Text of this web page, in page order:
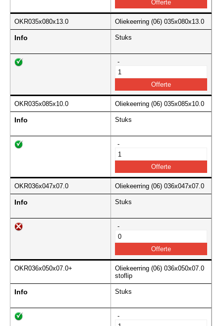
OKR035x080x13.0 Oliekeerring (06) 035x080x13.0
Info Stuks
-
OKR035x085x10.0 Oliekeerring (06) 035x085x10.0
Info Stuks
-
OKR036x047x07.0 Oliekeerring (06) 036x047x07.0
Info Stuks
-
OKR036x050x07.0+
Oliekeerring (06) 036x050x07.0
stoflip
Info Stuks
-